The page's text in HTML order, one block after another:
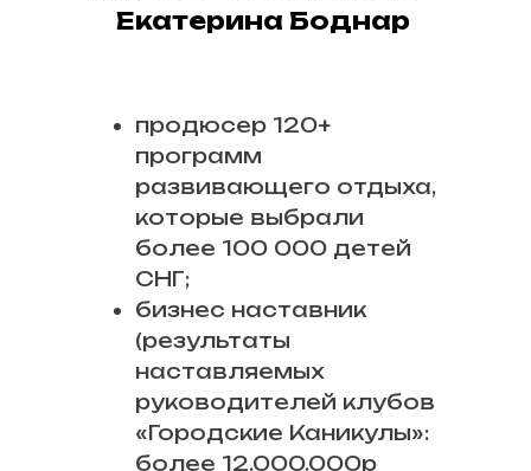
Екатерина Боднар
продюсер 120+
программ
развивающего отдыха,
которые выбрали
более 100 000 детей
СНГ;
бизнес наставник
(результаты
наставляемых
руководителей клубов
«Городские Каникулы»:
более 12.000.000р